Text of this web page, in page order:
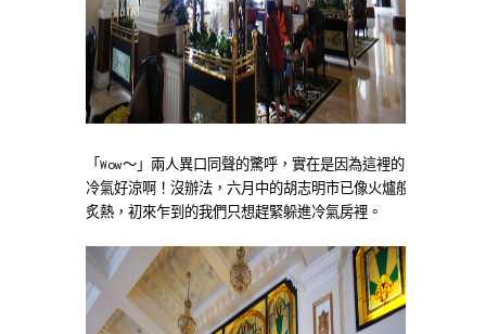
「Wow～」兩人異口同聲的驚呼，實在是因為這裡的
冷氣好涼啊！沒辦法，六月中的胡志明市已像火爐般
炙熱，初來乍到的我們只想趕緊躲進冷氣房裡。